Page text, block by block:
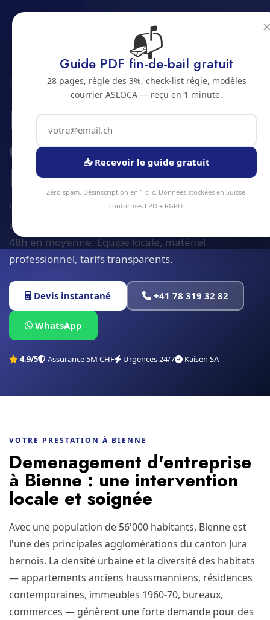
Demenagement d'entreprise
Bienne
2500 · JURA BERNOIS
Demenagement
d'entreprise a
Bienne
Service demenagement d'entreprise à Bienne et
alentours. Devis gratuit sous 24h, intervention sous
48h en moyenne. Équipe locale, matériel
professionnel, tarifs transparents.
Devis instantané +41 78 319 32 82
WhatsApp
4.9/5 Assurance 5M CHF Urgences 24/7 Kaisen SA
VOTRE PRESTATION À BIENNE
Demenagement d'entreprise
à Bienne : une intervention
locale et soignée
Avec une population de 56'000 habitants, Bienne est
l'une des principales agglomérations du canton Jura
bernois. La densité urbaine et la diversité des habitats
— appartements anciens haussmanniens, résidences
contemporaines, immeubles 1960-70, bureaux,
commerces — génèrent une forte demande pour des
📬
Guide PDF fin-de-bail gratuit
28 pages, règle des 3%, check-list régie, modèles
courrier ASLOCA — reçu en 1 minute.
📥 Recevoir le guide gratuit
Zéro spam. Désinscription en 1 clic. Données stockées en Suisse,
conformes LPD + RGPD.